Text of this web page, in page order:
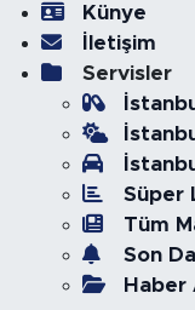
Künye
İletişim
Servisler
Süper
Tüm
Son
Haber